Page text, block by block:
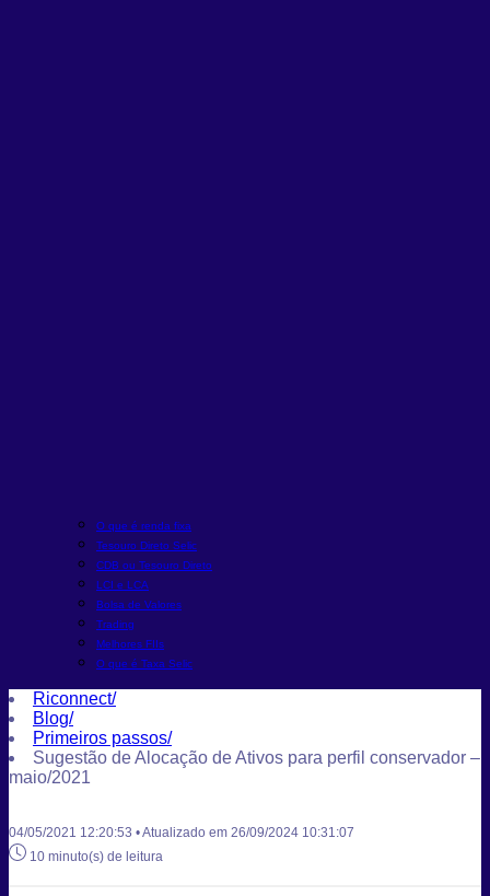
O que é renda fixa
Tesouro Direto Selic
CDB ou Tesouro Direto
LCI e LCA
Bolsa de Valores
Trading
Melhores FIIs
O que é Taxa Selic
Riconnect/
Blog/
Primeiros passos/
Sugestão de Alocação de Ativos para perfil conservador –
maio/2021
04/05/2021 12:20:53 • Atualizado em 26/09/2024 10:31:07
10 minuto(s) de leitura